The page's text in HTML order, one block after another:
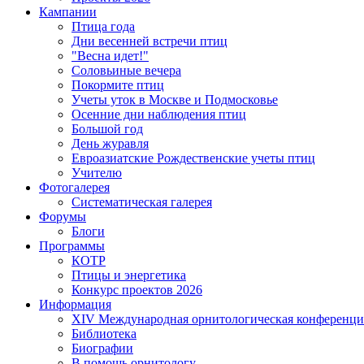
Кампании
Птица года
Дни весенней встречи птиц
"Весна идет!"
Соловьиные вечера
Покормите птиц
Учеты уток в Москве и Подмосковье
Осенние дни наблюдения птиц
Большой год
День журавля
Евроазиатские Рождественские учеты птиц
Учителю
Фотогалерея
Систематическая галерея
Форумы
Блоги
Программы
КОТР
Птицы и энергетика
Конкурс проектов 2026
Информация
XIV Международная орнитологическая
Библиотека
Биографии